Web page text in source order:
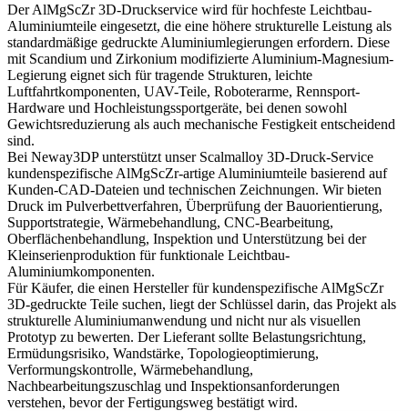
Der AlMgScZr 3D-Druckservice wird für hochfeste Leichtbau-
Aluminiumteile eingesetzt, die eine höhere strukturelle Leistung als
standardmäßige gedruckte Aluminiumlegierungen erfordern. Diese
mit Scandium und Zirkonium modifizierte Aluminium-Magnesium-
Legierung eignet sich für tragende Strukturen, leichte
Luftfahrtkomponenten, UAV-Teile, Roboterarme, Rennsport-
Hardware und Hochleistungssportgeräte, bei denen sowohl
Gewichtsreduzierung als auch mechanische Festigkeit entscheidend
sind.
Bei Neway3DP unterstützt unser Scalmalloy 3D-Druck-Service
kundenspezifische AlMgScZr-artige Aluminiumteile basierend auf
Kunden-CAD-Dateien und technischen Zeichnungen. Wir bieten
Druck im Pulverbettverfahren, Überprüfung der Bauorientierung,
Supportstrategie, Wärmebehandlung, CNC-Bearbeitung,
Oberflächenbehandlung, Inspektion und Unterstützung bei der
Kleinserienproduktion für funktionale Leichtbau-
Aluminiumkomponenten.
Für Käufer, die einen Hersteller für kundenspezifische AlMgScZr
3D-gedruckte Teile suchen, liegt der Schlüssel darin, das Projekt als
strukturelle Aluminiumanwendung und nicht nur als visuellen
Prototyp zu bewerten. Der Lieferant sollte Belastungsrichtung,
Ermüdungsrisiko, Wandstärke, Topologieoptimierung,
Verformungskontrolle, Wärmebehandlung,
Nachbearbeitungszuschlag und Inspektionsanforderungen
verstehen, bevor der Fertigungsweg bestätigt wird.